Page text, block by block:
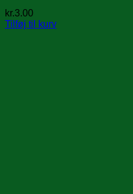
kr.3.00
Tilføj til kurv